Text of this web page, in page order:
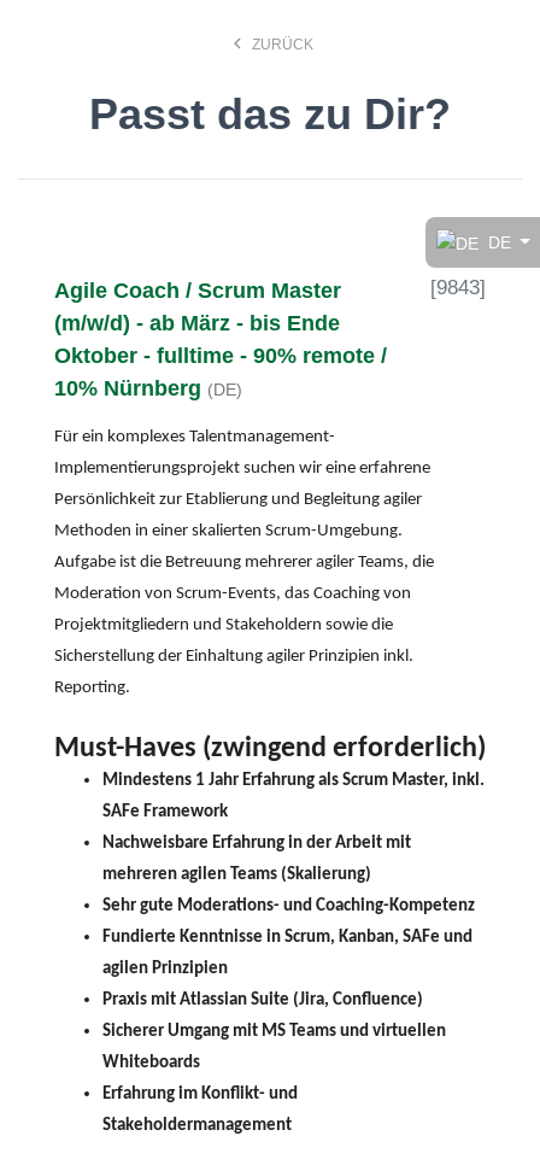
DE
Finde den Job, der Dir
search
Ort
keyboard_arrow_left ZURÜCK
Passt das zu Dir?
Agile Coach / Scrum Master
(m/w/d) - ab März - bis Ende
Oktober - fulltime - 90% remote /
10% Nürnberg (DE)
[9843]
Für ein komplexes Talentmanagement-
Implementierungsprojekt suchen wir eine erfahrene
Persönlichkeit zur Etablierung und Begleitung agiler
Methoden in einer skalierten Scrum-Umgebung.
Aufgabe ist die Betreuung mehrerer agiler Teams, die
Moderation von Scrum-Events, das Coaching von
Projektmitgliedern und Stakeholdern sowie die
Sicherstellung der Einhaltung agiler Prinzipien inkl.
Reporting.
Must-Haves (zwingend erforderlich)
Mindestens 1 Jahr Erfahrung als Scrum Master, inkl.
SAFe Framework
Nachweisbare Erfahrung in der Arbeit mit
mehreren agilen Teams (Skalierung)
Sehr gute Moderations- und Coaching-Kompetenz
Fundierte Kenntnisse in Scrum, Kanban, SAFe und
agilen Prinzipien
Praxis mit Atlassian Suite (Jira, Confluence)
Sicherer Umgang mit MS Teams und virtuellen
Whiteboards
Erfahrung im Konflikt- und
Stakeholdermanagement